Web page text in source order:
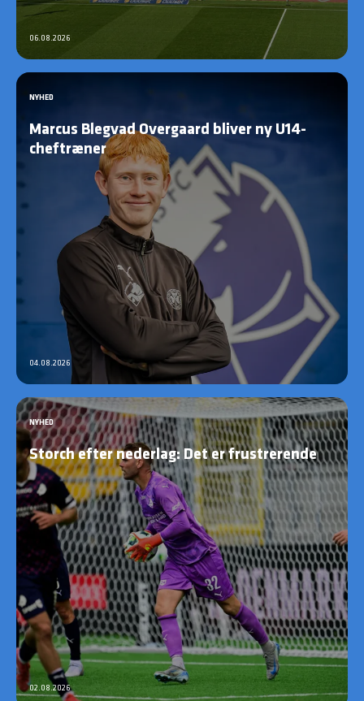
06.08.2026
NYHED
Marcus Blegvad Overgaard bliver ny U14-
cheftræner
04.08.2026
NYHED
Storch efter nederlag: Det er frustrerende
02.08.2026